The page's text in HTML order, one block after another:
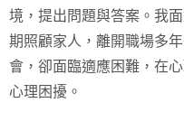
境，提出問題與答案。我
期照顧家人，離開職場多
會，卻面臨適應困難，在
心理困擾。